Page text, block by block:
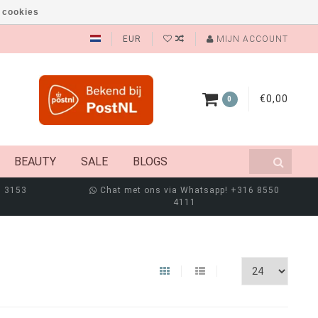
EUR MIJN ACCOUNT
0 €0,00
BEAUTY SALE BLOGS
3153
Chat met ons via Whatsapp! +316 8550
4111
cookies